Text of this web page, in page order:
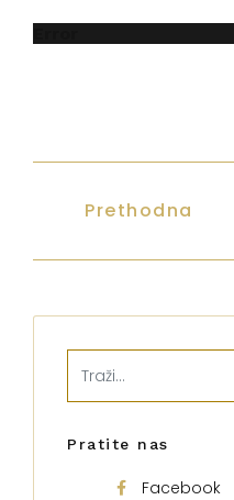
Prethodna
Pratite nas
Facebook